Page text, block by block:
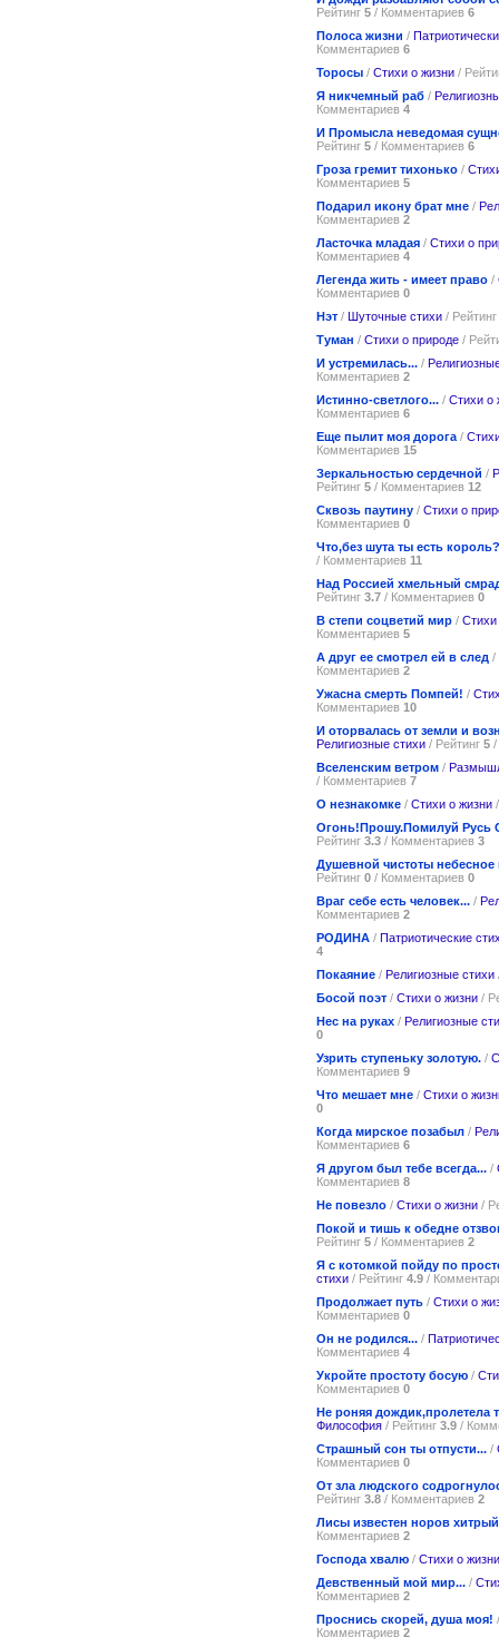
Рейтинг 5 / Комментариев 6
Полоса жизни /
Комментариев 6
Торосы / Стихи о жизни /
Я никчемный раб /
Комментариев 4
И Промысла неведомая
Рейтинг 5 / Комментариев 6
Гроза гремит тихонько /
Комментариев 5
Подарил икону брат мне /
Комментариев 2
Ласточка младая / Стихи о
Комментариев 4
Легенда жить - имеет право /
Комментариев 0
Нэт / Шуточные стихи / Рейтинг
Туман / Стихи о природе /
И устремилась... /
Комментариев 2
Истинно-светлого... / Стихи о
Комментариев 6
Еще пылит моя дорога /
Комментариев 15
Зеркальностью сердечной /
Рейтинг 5 / Комментариев 12
Сквозь паутину / Стихи о
Комментариев 0
Что,без шута ты есть
/ Комментариев 11
Над Россией хмельный
Рейтинг 3.7 / Комментариев 0
В степи соцветий мир / Стихи
Комментариев 5
А друг ее смотрел ей в след /
Комментариев 2
Ужасна смерть Помпей! /
Комментариев 10
И оторвалась от земли и
Религиозные стихи / Рейтинг 5 /
Вселенским ветром /
/ Комментариев 7
О незнакомке / Стихи о жизни
Огонь!Прошу.Помилуй Русь
Рейтинг 3.3 / Комментариев 3
Душевной чистоты небесное
Рейтинг 0 / Комментариев 0
Враг себе есть человек... /
Комментариев 2
РОДИНА / Патриотические
4
Покаяние / Религиозные стихи
Босой поэт / Стихи о жизни /
Нес на руках / Религиозные
0
Узрить ступеньку золотую. /
Комментариев 9
Что мешает мне / Стихи о
0
Когда мирское позабыл /
Комментариев 6
Я другом был тебе всегда... /
Комментариев 8
Не повезло / Стихи о жизни /
Покой и тишь к обедне
Рейтинг 5 / Комментариев 2
Я с котомкой пойду по
стихи / Рейтинг 4.9 /
Продолжает путь / Стихи о
Комментариев 0
Он не родился... /
Комментариев 4
Укройте простоту босую /
Комментариев 0
Не роняя дождик,пролетела
Философия / Рейтинг 3.9 /
Страшный сон ты отпусти... /
Комментариев 0
От зла людского
Рейтинг 3.8 / Комментариев 2
Лисы известен норов хитрый
Комментариев 2
Господа хвалю / Стихи о жизни
Девственный мой мир... /
Комментариев 2
Проснись скорей, душа моя!
Комментариев 2